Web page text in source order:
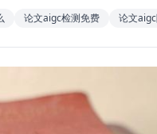
论文aigc检测免费 论文